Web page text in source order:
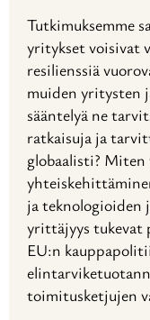
Tutkimuksemme
yritykset voisivat
resilienssiä
muiden yritysten
sääntelyä ne
ratkaisuja ja
globaalisti?
ja teknologioiden
yrittäjyys tukevat
EU:n
toimitusketjujen